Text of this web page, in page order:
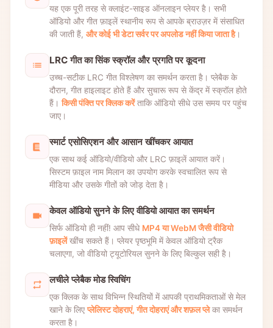
यह एक पूरी तरह से क्लाइंट-साइड ऑनलाइन प्लेयर है। सभी
ऑडियो और गीत फ़ाइलें स्थानीय रूप से आपके ब्राउज़र में संसाधित
की जाती हैं, और कोई भी डेटा सर्वर पर अपलोड नहीं किया जाता है।
LRC गीत का सिंक स्क्रॉल और प्रगति पर कूदना
उच्च-सटीक LRC गीत विश्लेषण का समर्थन करता है। प्लेबैक के
दौरान, गीत हाइलाइट होते हैं और सुचारू रूप से केंद्र में स्क्रॉल होते
हैं।किसी पंक्ति पर क्लिक करेंताकि ऑडियो सीधे उस समय पर पहुंच
जाए।
स्मार्ट एसोसिएशन और आसान खींचकर आयात
एक साथ कई ऑडियो/वीडियो और LRC फ़ाइलें आयात करें।
सिस्टम फ़ाइल नाम मिलान का उपयोग करके स्वचालित रूप से
मीडिया और उसके गीतों को जोड़ देता है।
केवल ऑडियो सुनने के लिए वीडियो आयात का समर्थन
सिर्फ ऑडियो ही नहीं! आप सीधे MP4 या WebM जैसी वीडियो
फ़ाइलेंखींच सकते हैं। प्लेयर पृष्ठभूमि में केवल ऑडियो ट्रैक
चलाएगा, जो वीडियो ट्यूटोरियल सुनने के लिए बिल्कुल सही है।
लचीले प्लेबैक मोड स्विचिंग
एक क्लिक के साथ विभिन्न स्थितियों में आपकी प्राथमिकताओं से मेल
खाने के लिएप्लेलिस्ट दोहराएं, गीत दोहराएं और शफ़ल प्लेका समर्थन
करता है।